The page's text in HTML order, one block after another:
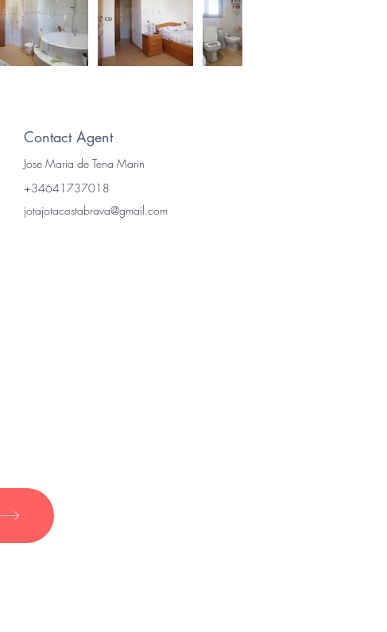
Contact Agent
Jose Maria de Tena Marin
+34641737018
jotajotacostabrava@gmail.com